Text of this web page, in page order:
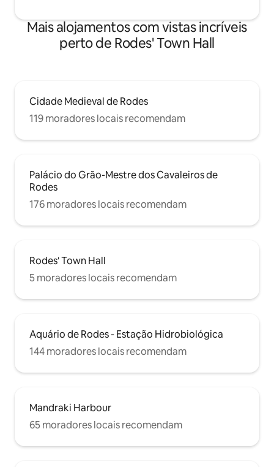
edifício, há um lugar para
estacionamento gratuito, um mini-
mercado e parque infantil público, bem
como muitas tradicionais tabernas
diariamente em viagens para outras ilhas
do Dodecaneso ou para outras praias
em Rhodes. Juntamente com o
Apartamento Ilios ao lado, podemos
acomodar até 7 pessoas
Mais alojamentos com vistas incríveis
perto de Rodes' Town Hall
Cidade Medieval de Rodes
119 moradores locais recomendam
Palácio do Grão-Mestre dos Cavaleiros de
Rodes
176 moradores locais recomendam
Rodes' Town Hall
5 moradores locais recomendam
Aquário de Rodes - Estação Hidrobiológica
144 moradores locais recomendam
Mandraki Harbour
65 moradores locais recomendam